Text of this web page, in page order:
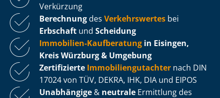
Verkürzung
Berechnung des Verkehrswertes bei
Erbschaft und Scheidung
Immobilien-Kaufberatung in Eisingen,
Kreis Würzburg & Umgebung
Zertifizierte Im­mo­bi­li­en­gut­ach­ter nach DIN
17024 von TÜV, DEKRA, IHK, DIA und EIPOS
Unabhängige & neutrale Ermittlung des